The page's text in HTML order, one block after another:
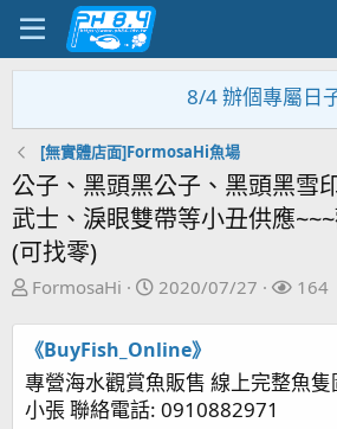
8/4 辦個專屬日子，
[無實體店面]FormosaHi魚場
公子、黑頭黑公子、黑頭黑雪
武士、淚眼雙帶等小丑供應
(可找零)
主
發
起
人
FormosaHi
開
期
2020/07/27
關
164
《BuyFish_Online》
專營海水觀賞魚販售 線上完整魚
小張 聯絡電話: 0910882971